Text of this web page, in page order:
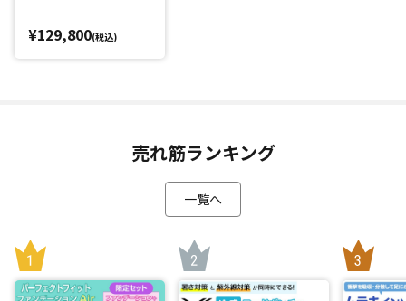
*1：日本羽毛製品協同組合品質基準
¥129,800(税込)
売れ筋ランキング
一覧へ